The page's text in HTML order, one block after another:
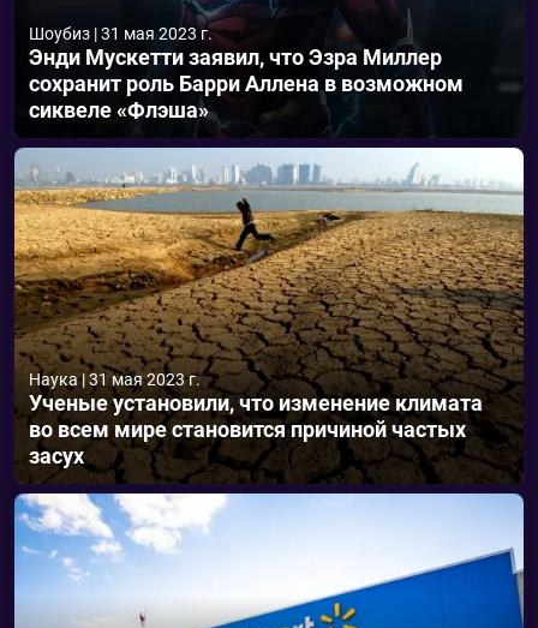
Шоубиз |31 мая 2023 г.
Энди Мускетти заявил, что Эзра Миллер
сохранит роль Барри Аллена в возможном
сиквеле «Флэша»
Наука|31 мая 2023 г.
Ученые установили, что изменение климата
во всем мире становится причиной частых
засух